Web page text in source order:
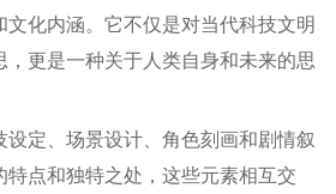
化内涵。它不仅是对当代科技文明
更是一种关于人类自身和未来的思
定、场景设计、角色刻画和剧情叙
特点和独特之处，这些元素相互交